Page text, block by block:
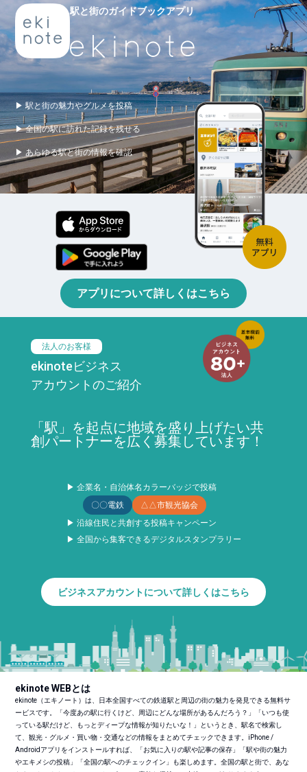
駅と街のガイドブックアプリ
▶ 駅と街の魅力やグルメを投稿
▶ 全国の駅に訪れた記録を残せる
▶ あらゆる駅と街の情報を確認
アプリについて詳しくはこちら
法人のお客様
ekinoteビジネス
アカウントのご紹介
「駅」を起点に地域を盛り上げたい共
創パートナーを広く募集しています！
▶ 企業名・自治体名カラーバッジで投稿
〇〇電鉄
△△市観光協会
▶ 沿線住民と共創する投稿キャンペーン
▶ 全国から集客できるデジタルスタンプラリー
ビジネスアカウントについて詳しくはこちら
ekinote WEBとは
ekinote（エキノート）は、日本全国すべての鉄道駅と周辺の街の魅力を発見できる無料サ
ービスです。「今度あの駅に行くけど、周辺にどんな場所があるんだろう？」「いつも使
っている駅だけど、もっとディープな情報が知りたいな！」というとき、駅名で検索し
て、観光・グルメ・買い物・交通などの情報をまとめてチェックできます。iPhone /
Androidアプリをインストールすれば、「お気に入りの駅や記事の保存」「駅や街の魅力
やエキメシの投稿」「全国の駅へのチェックイン」も楽しめます。全国の駅と街で、あな